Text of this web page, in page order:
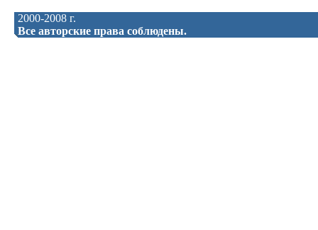
2000-2008 г.
Все авторские права соблюдены.